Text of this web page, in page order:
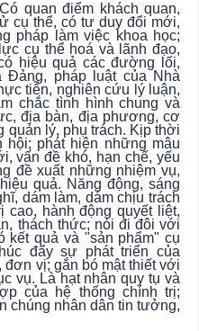
quan điểm khách quan,
cụ thể, có tư duy đổi mới,
pháp làm việc khoa học;
cụ thể hoá và lãnh đạo,
hiệu quả các đường lối,
Đảng, pháp luật của Nhà
tiễn, nghiên cứu lý luận,
chắc tình hình chung và
địa bàn, địa phương, cơ
lý, phụ trách. Kịp thời
phát hiện những mâu
vấn đề khó, hạn chế, yếu
đề xuất những nhiệm vụ,
quả. Năng động, sáng
dám làm, dám chịu trách
cao, hành động quyết liệt,
thách thức; nói đi đôi với
kết quả và "sản phẩm" cụ
đẩy sự phát triển của
vị; gắn bó mật thiết với
vụ. Là hạt nhân quy tụ và
của hệ thống chính trị;
chúng nhân dân tin tưởng,